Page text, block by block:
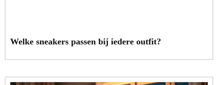
Welke sneakers passen bij iedere outfit?